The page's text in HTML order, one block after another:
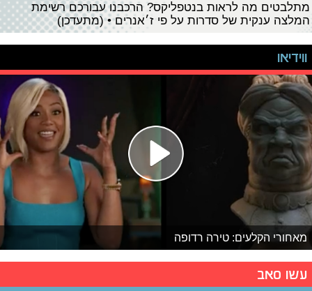
מתלבטים מה לראות בנטפליקס? הרכבנו עבורכם רשימת
המלצה ענקית של סדרות על פי ז׳אנרים • (מתעדכן)
ווידיאו
מאחורי הקלעים: טירה רדופה
עשו סאב